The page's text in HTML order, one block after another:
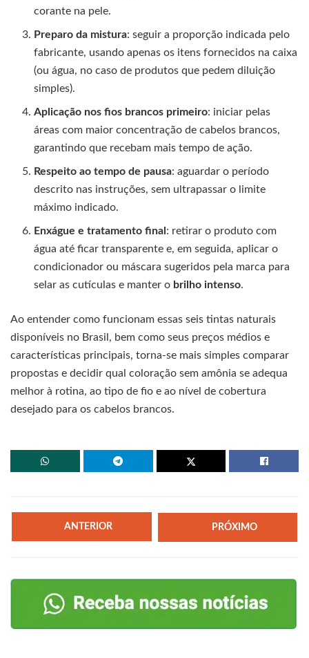
corante na pele.
Preparo da mistura: seguir a proporção indicada pelo
fabricante, usando apenas os itens fornecidos na caixa
(ou água, no caso de produtos que pedem diluição
simples).
Aplicação nos fios brancos primeiro: iniciar pelas
áreas com maior concentração de cabelos brancos,
garantindo que recebam mais tempo de ação.
Respeito ao tempo de pausa: aguardar o período
descrito nas instruções, sem ultrapassar o limite
máximo indicado.
Enxágue e tratamento final : retirar o produto com
água até ficar transparente e, em seguida, aplicar o
condicionador ou máscara sugeridos pela marca para
selar as cutículas e manter o brilho intenso.
Ao entender como funcionam essas seis tintas naturais
disponíveis no Brasil, bem como seus preços médios e
características principais, torna-se mais simples comparar
propostas e decidir qual coloração sem amônia se adequa
melhor à rotina, ao tipo de fio e ao nível de cobertura
desejado para os cabelos brancos.
ANTERIOR PRÓXIMO